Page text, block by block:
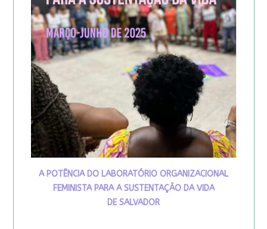
A POTÊNCIA DO LABORATÓRIO ORGANIZACIONAL
FEMINISTA PARA A SUSTENTAÇÃO DA VIDA
DE SALVADOR